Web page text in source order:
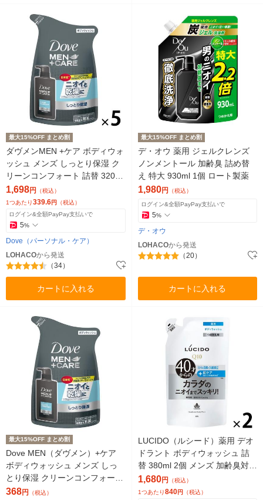
最大15%OFF まとめ割
ダヴメンMEN +ケア ボディウォ
ッシュ メンズ しっとり保湿 ク
リーンコンフォート 詰替 320g
5個
1,698円 （税込）
1つあたり339.6円 （税込）
ログイン&全額PayPay支払いで
5%
Dove（パーソナル・ケア）
LOHACOから発送
（34）
カートに入れる
最大15%OFF まとめ割
デ・オウ 薬用 ジェルクレンズ
ノンメントール 加齢臭 詰め替
え 特大 930ml 1個 ロート製薬
1,980円 （税込）
ログイン&全額PayPay支払いで
5%
デ・オウ
LOHACOから発送
（20）
カートに入れる
最大15%OFF まとめ割
Dove MEN（ダヴメン）+ケア
ボディウォッシュ メンズ しっ
とり保湿 クリーンコンフォート
詰替 320g
368円 （税込）
LUCIDO（ルシード）薬用 デオ
ドラント ボディウォッシュ 詰
替 380ml 2個 メンズ 加齢臭対策
ボディソープ マンダム
1,680円
（税込）
1つあたり840円 （税込）